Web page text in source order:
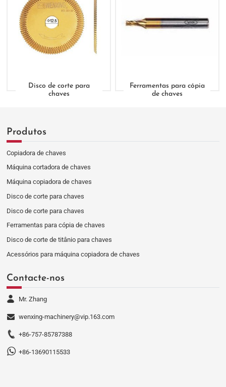
Disco de corte para
chaves
Ferramentas para cópia
de chaves
Produtos
Copiadora de chaves
Máquina cortadora de chaves
Máquina copiadora de chaves
Disco de corte para chaves
Disco de corte para chaves
Ferramentas para cópia de chaves
Disco de corte de titânio para chaves
Acessórios para máquina copiadora de chaves
Contacte-nos
Mr. Zhang
wenxing-machinery@vip.163.com
+86-757-85787388
+86-13690115533